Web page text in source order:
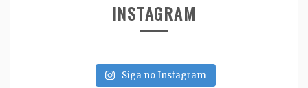
INSTAGRAM
Siga no Instagram